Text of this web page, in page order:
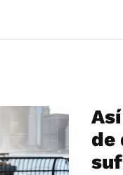
de